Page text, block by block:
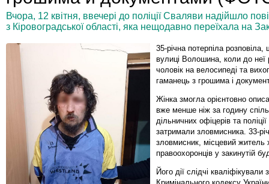
Вчора, 12 квітня, ввечері до поліції Сваляви надійшло
з Кіровоградської області, яка нещодавно переїхала на
35-річна потерпіла
вулиці Волошина, коли до неї
чоловік на велосипеді та
гаманець з грошима і
Жінка змогла орієнтовно
вже менше ніж за годину
дільничних офіцерів та
затримали зловмисника. 33-
зловмисник, місцевий житель
правоохоронців у закинутій
Його дії слідчі кваліфікували